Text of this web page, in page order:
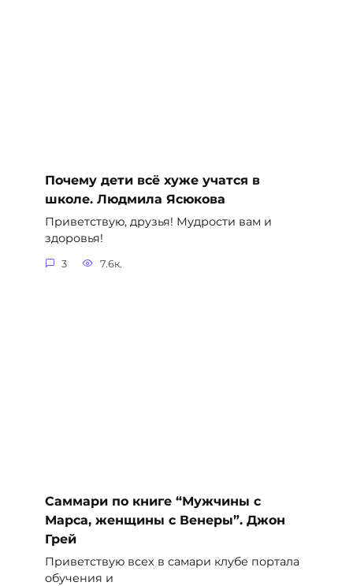
Почему дети всё хуже учатся в
школе. Людмила Ясюкова
Приветствую, друзья! Мудрости вам и
здоровья!
3 7.6к.
Саммари по книге “Мужчины с
Марса, женщины с Венеры”. Джон
Грей
Приветствую всех в самари клубе портала
обучения и